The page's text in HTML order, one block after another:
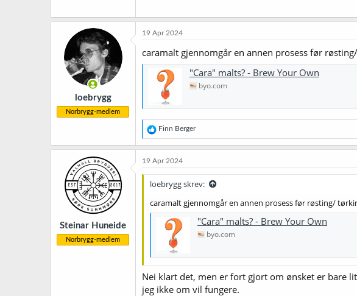
loebrygg
Norbrygg-medlem
19 Apr 2024
caramalt gjennomgår en annen prosess før
"Cara" malts? - Brew Your Own
byo.com
R
e
a
s
j
o
e
Finn Berger
Steinar Huneide
Norbrygg-medlem
19 Apr 2024
loebrygg skrev:
caramalt gjennomgår en annen prosess før røsting/
"Cara" malts? - Brew Your Own
byo.com
Nei klart det, men er fort gjort om ønsket er bare
jeg ikke om vil fungere.